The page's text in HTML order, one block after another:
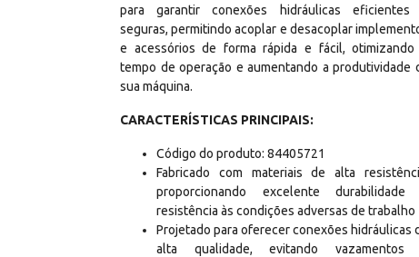
para garantir conexões hidráulicas eficientes
seguras, permitindo acoplar e desacoplar
e acessórios de forma rápida e fácil, otimizando
tempo de operação e aumentando a produtividade
sua máquina.
CARACTERÍSTICAS PRINCIPAIS:
Código do produto: 84405721
Fabricado com materiais de alta
proporcionando excelente durabilidade
resistência às condições adversas de trabalho
Projetado para oferecer conexões hidráulicas
alta qualidade, evitando vazamentos